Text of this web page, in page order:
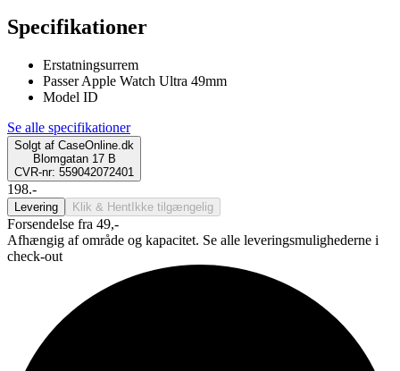
Specifikationer
Erstatningsurrem
Passer Apple Watch Ultra 49mm
Model ID
Se alle specifikationer
Solgt af CaseOnline.dk
Blomgatan 17 B
CVR-nr: 559042072401
198.-
Levering Klik & Hent Ikke tilgængelig
Forsendelse fra 49,-
Afhængig af område og kapacitet. Se alle leveringsmulighederne i
check-out